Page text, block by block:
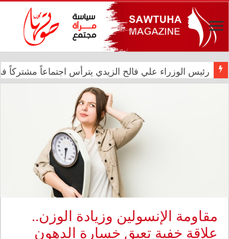
رئيس الوزراء علي فالح الزيدي يترأس اجتماعاً مشتركاً في
في الذكرى الثانية عشرة للإبادة الجماعية.. الأمم
مقاومة الإنسولين وزيادة الوزن..
علاقة خفية تعيق خسارة الدهون